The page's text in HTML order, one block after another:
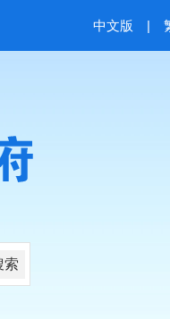
中文版 |
索